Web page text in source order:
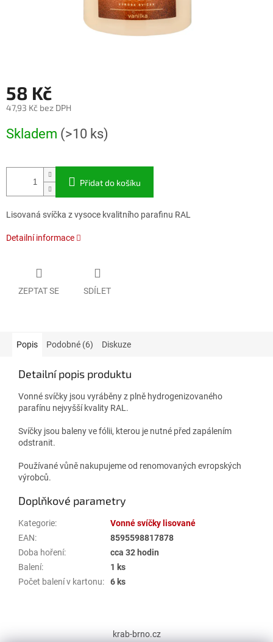
58 Kč
47,93 Kč bez DPH
cena:
Skladem (>10 ks)
Přidat do košíku
Lisovaná svíčka z vysoce kvalitního parafinu RAL
Detailní informace
ZEPTAT SE SDÍLET
Popis Podobné (6) Diskuze
Detailní popis produktu
Vonné svíčky jsou vyráběny z plně hydrogenizovaného
parafínu nejvyšší kvality RAL.
Svíčky jsou baleny ve fólii, kterou je nutné před zapálením
odstranit.
Používané vůně nakupujeme od renomovaných evropských
výrobců.
Doplňkové parametry
Kategorie:
Vonné svíčky lisované
EAN:
8595598817878
Doba hoření:
cca 32 hodin
Balení:
1 ks
Počet balení v kartonu: 6 ks
krab-brno.cz